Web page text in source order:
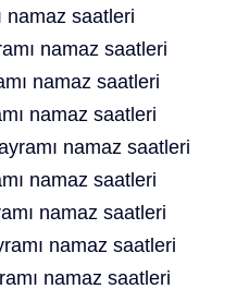
namaz saatleri
namaz saatleri
namaz saatleri
namaz saatleri
namaz saatleri
namaz saatleri
namaz saatleri
namaz saatleri
namaz saatleri